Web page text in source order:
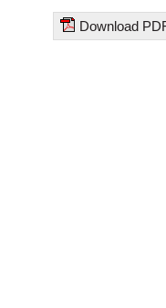
Download